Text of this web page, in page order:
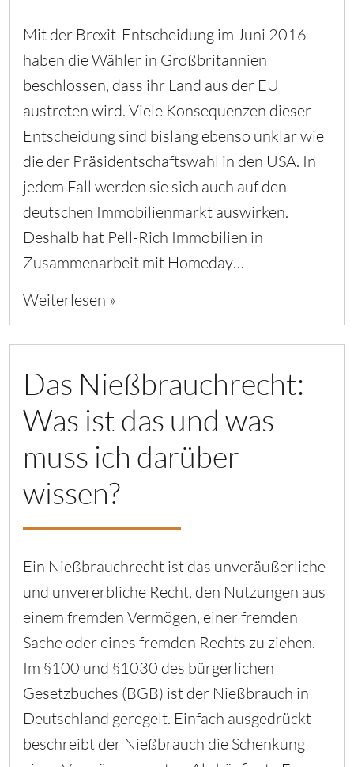
Mit der Brexit-Entscheidung im Juni 2016
haben die Wähler in Großbritannien
beschlossen, dass ihr Land aus der EU
austreten wird. Viele Konsequenzen dieser
Entscheidung sind bislang ebenso unklar wie
die der Präsidentschaftswahl in den USA. In
jedem Fall werden sie sich auch auf den
deutschen Immobilienmarkt auswirken.
Deshalb hat Pell-Rich Immobilien in
Zusammenarbeit mit Homeday…
Weiterlesen »
Das Nießbrauchrecht:
Was ist das und was
muss ich darüber
wissen?
Ein Nießbrauchrecht ist das unveräußerliche
und unvererbliche Recht, den Nutzungen aus
einem fremden Vermögen, einer fremden
Sache oder eines fremden Rechts zu ziehen.
Im §100 und §1030 des bürgerlichen
Gesetzbuches (BGB) ist der Nießbrauch in
Deutschland geregelt. Einfach ausgedrückt
beschreibt der Nießbrauch die Schenkung